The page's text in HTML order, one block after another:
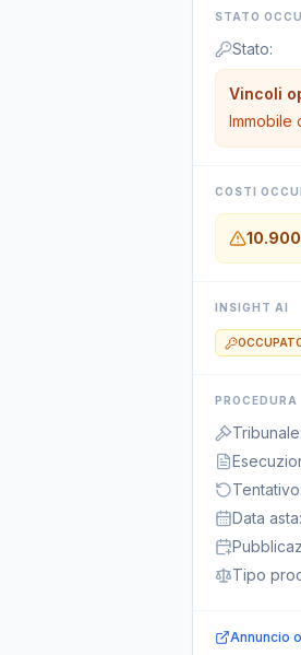
STATO
Stato:
Vincoli
Immobile
COSTI
INSIGHT AI
PROCEDURA
Tribunale
Tentativo
Data asta:
Tipo
Annuncio